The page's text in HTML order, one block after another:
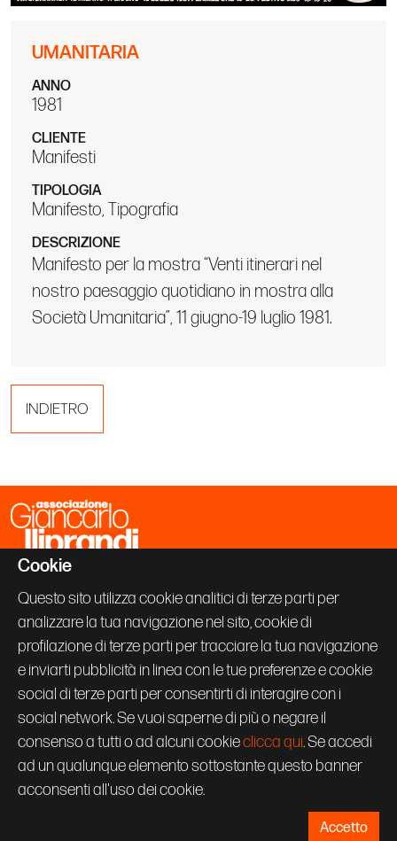
Cookie
Questo sito utilizza cookie analitici di terze parti per
analizzare la tua navigazione nel sito, cookie di
profilazione di terze parti per tracciare la tua navigazione
e inviarti pubblicità in linea con le tue preferenze e cookie
social di terze parti per consentirti di interagire con i
social network. Se vuoi saperne di più o negare il
consenso a tutti o ad alcuni cookieclicca qui. Se accedi
ad un qualunque elemento sottostante questo banner
acconsenti all'uso dei cookie.
Accetto
UMANITARIA
ANNO
1981
CLIENTE
Manifesti
TIPOLOGIA
Manifesto, Tipografia
DESCRIZIONE
Manifesto per la mostra “Venti itinerari nel
nostro paesaggio quotidiano in mostra alla
Società Umanitaria”, 11 giugno-19 luglio 1981.
INDIETRO
Associazione Giancarlo Iliprandi
20131 Milano
+39 02 70600843
info@giancarloiliprandi.net
PRIVACY POLICY
COOKIE
CREDITS